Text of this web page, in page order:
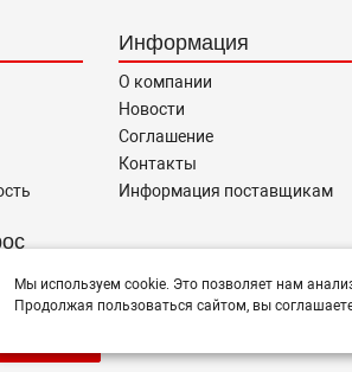
Информация
О компании
Новости
Соглашение
Контакты
Информация поставщикам
запчасти, или Вам требуется помощь
- мы Вам поможем
продавцу
Мы используем cookie. Это позволяет нам
Продолжая пользоваться сайтом, вы